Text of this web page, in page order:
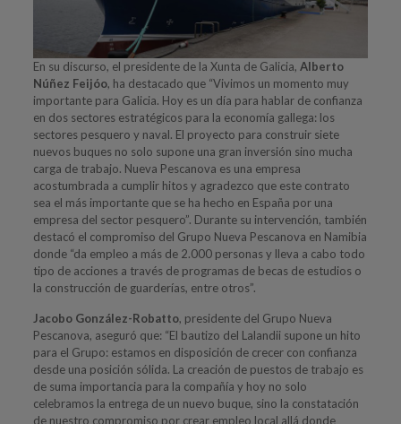
En su discurso, el presidente de la Xunta de Galicia, Alberto
Núñez Feijóo, ha destacado que “Vivimos un momento muy
importante para Galicia. Hoy es un día para hablar de confianza
en dos sectores estratégicos para la economía gallega: los
sectores pesquero y naval. El proyecto para construir siete
nuevos buques no solo supone una gran inversión sino mucha
carga de trabajo. Nueva Pescanova es una empresa
acostumbrada a cumplir hitos y agradezco que este contrato
sea el más importante que se ha hecho en España por una
empresa del sector pesquero”. Durante su intervención, también
destacó el compromiso del Grupo Nueva Pescanova en Namibia
donde “da empleo a más de 2.000 personas y lleva a cabo todo
tipo de acciones a través de programas de becas de estudios o
la construcción de guarderías, entre otros”.
Jacobo González-Robatto, presidente del Grupo Nueva
Pescanova, aseguró que: “El bautizo del Lalandii supone un hito
para el Grupo: estamos en disposición de crecer con confianza
desde una posición sólida. La creación de puestos de trabajo es
de suma importancia para la compañía y hoy no solo
celebramos la entrega de un nuevo buque, sino la constatación
de nuestro compromiso por crear empleo local allá donde